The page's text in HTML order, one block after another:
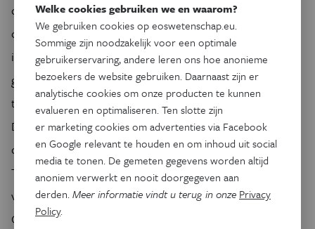
om samen met hen en de orka’s op walvissen te jagen. Eén
orka, Old Tom, werd legendarisch vanwege zijn actieve rol
in de jacht gedurende minstens drie decennia. Walvisjagers
getuigden hoe Old Tom hun bootje vooruit trok door een
touw dat aan de boot was bevestigd in zijn bek te nemen.
De samenwerking hield op toen het aantal walvissen door
overbejaging spectaculair begon te dalen. In 1930 werd Old
Tom dood gevonden op een plaatselijk strand - de laatste
van zijn groep die ooit 50 jagers telde. Met de dood van
Old Tom eindigde ook de unieke samenwerking tussen de
Welke cookies gebruiken we en waarom?
We gebruiken cookies op eoswetenschap.eu.
Sommige zijn noodzakelijk voor een optimale
gebruikerservaring, andere leren ons hoe anonieme
bezoekers de website gebruiken. Daarnaast zijn er
analytische cookies om onze producten te kunnen
evalueren en optimaliseren. Ten slotte zijn
er marketing cookies om advertenties via Facebook
en Google relevant te houden en om inhoud uit social
media te tonen. De gemeten gegevens worden altijd
anoniem verwerkt en nooit doorgegeven aan
derden.Meer informatie vindt u terug in onze Privacy
Policy.